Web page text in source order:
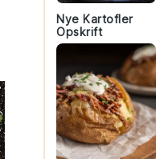
Nye Kartofler
Opskrift